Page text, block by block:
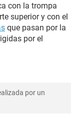
con la trompa
superior y con el
que pasan por la
por el
por un